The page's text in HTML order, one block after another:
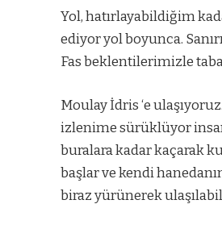
Yol, hatırlayabildiğim
ediyor yol boyunca.
Fas beklentilerimizle
Moulay İdris ‘e
izlenime sürüklüyor
buralara kadar kaçarak
başlar ve kendi
biraz yürünerek